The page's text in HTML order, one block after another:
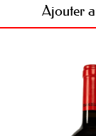
Ajouter